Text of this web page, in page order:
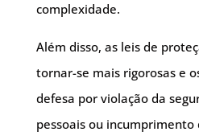
complexidade.
Além disso, as leis de
tornar-se mais rigorosas e
defesa por violação da
pessoais ou incumprimento